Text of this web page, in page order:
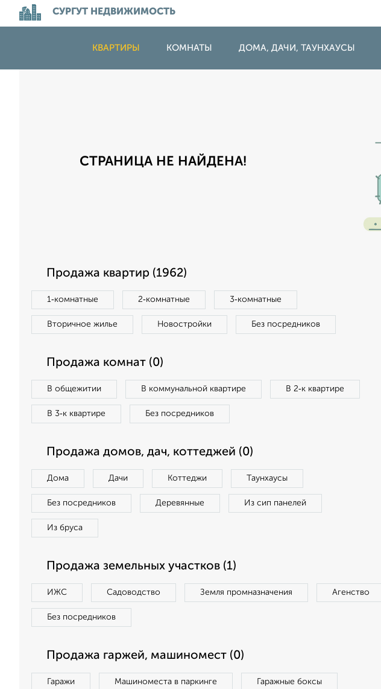
СУРГУТ НЕДВИЖИМОСТЬ
КВАРТИРЫ КОМНАТЫ ДОМА, ДАЧИ, ТАУНХАУСЫ
СТРАНИЦА НЕ НАЙДЕНА!
Продажа квартир (1962)
1‑комнатные 2‑комнатные 3‑комнатные
Вторичное жилье Новостройки Без посредников
Продажа комнат (0)
В общежитии В коммунальной квартире В 2‑к квартире
В 3‑к квартире Без посредников
Продажа домов, дач, коттеджей (0)
Дома Дачи Коттеджи Таунхаусы
Без посредников Деревянные Из сип панелей
Из бруса
Продажа земельных участков (1)
ИЖС Садоводство Земля промназначения Агенство
Без посредников
Продажа гаржей, машиномест (0)
Гаражи Машиноместа в паркинге Гаражные боксы